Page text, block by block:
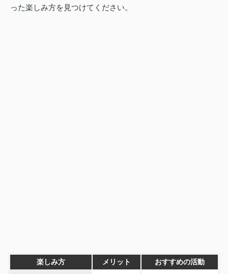
った楽しみ方を見つけてください。
楽しみ方 メリット おすすめの活動